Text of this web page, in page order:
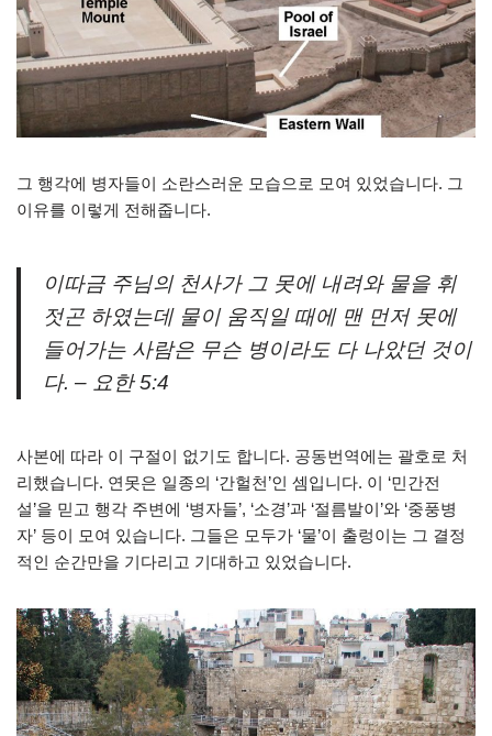
그 행각에 병자들이 소란스러운 모습으로 모여 있었습니다. 그
이유를 이렇게 전해줍니다.
이따금 주님의 천사가 그 못에 내려와 물을 휘
젓곤 하였는데 물이 움직일 때에 맨 먼저 못에
들어가는 사람은 무슨 병이라도 다 나았던 것이
다. – 요한 5:4
사본에 따라 이 구절이 없기도 합니다. 공동번역에는 괄호로 처
리했습니다. 연못은 일종의 ‘간헐천’인 셈입니다. 이 ‘민간전
설’을 믿고 행각 주변에 ‘병자들’, ‘소경’과 ‘절름발이’와 ‘중풍병
자’ 등이 모여 있습니다. 그들은 모두가 ‘물’이 출렁이는 그 결정
적인 순간만을 기다리고 기대하고 있었습니다.